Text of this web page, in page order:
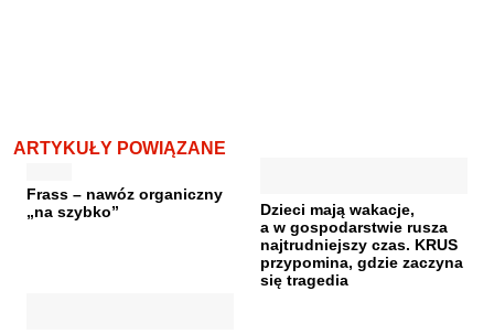
ARTYKUŁY POWIĄZANE
Frass – nawóz organiczny
„na szybko”
Dzieci mają wakacje,
a w gospodarstwie rusza
najtrudniejszy czas. KRUS
przypomina, gdzie zaczyna
się tragedia